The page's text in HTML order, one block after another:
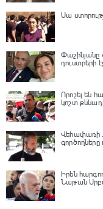
Սա
Փաշինյանը
դուստրերի
Որոշել են
կոշտ
Վեհափառի
գործողները
Իրեն
Նաթան